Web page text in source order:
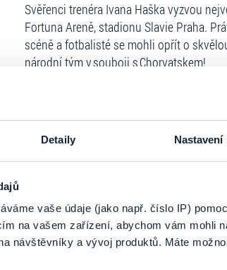
Detaily Nastavení
vaše údaje (jako např. číslo IP)
na vašem zařízení, abychom vám mohli
návštěvníky a vývoj produktů. Máte
Svěřenci trenéra Ivana Haška vyzvou
Fortuna Areně, stadionu Slavie Praha.
scéně a fotbalisté se mohli opřít o
národní tým v souboji s Chorvatskem!
majitele vánočních voucherů. Aktivní
na své konto věrnostní body, které
zápasy národního týmu nebo závěrečné
Vstupenky v síti Ticketportal se budou
Členové FC REPRE (sleva 5 až 15
tím získat řadu benefitů včetně přednosti
s Chorvatskem má každá ze tří úrovní
Ticketportal je zárukou
Na stránkách společnosti